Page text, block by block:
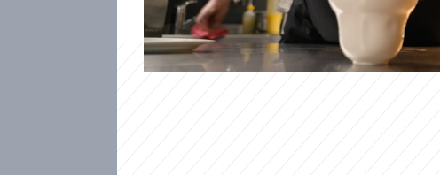
něj po dekádách stagnace